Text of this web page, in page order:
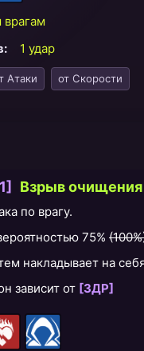
1 удар
Атаки от Скорости
Взрыв очищения
по врагу.
75%
накладывает на
зависит от [ЗДР]